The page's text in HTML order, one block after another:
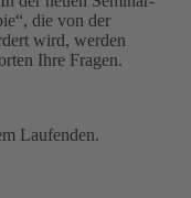
die von der
wird, werden
Ihre Fragen.
Laufenden.